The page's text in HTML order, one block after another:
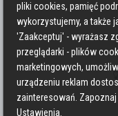
pliki cookies, pamięć
wykorzystujemy, a także
'Zaakceptuj' - wyrażasz
przeglądarki - plików
marketingowych,
urządzeniu reklam
zainteresowań.
Ustawienia.